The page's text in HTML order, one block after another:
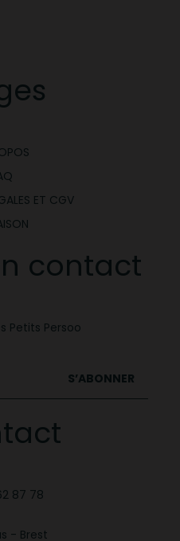
ET CGV
contact
Petits Persoo
S’ABONNER
87 78
- Brest